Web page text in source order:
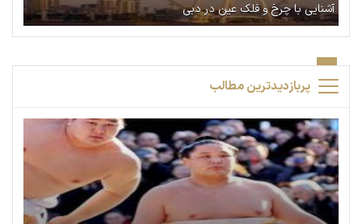
آشنایی با چرخ و فلک عین در دبی
پربازدیدترین مطالب